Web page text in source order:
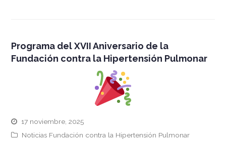
Programa del XVII Aniversario de la
Fundación contra la Hipertensión Pulmonar
17 noviembre, 2025
Noticias Fundación contra la Hipertensión Pulmonar